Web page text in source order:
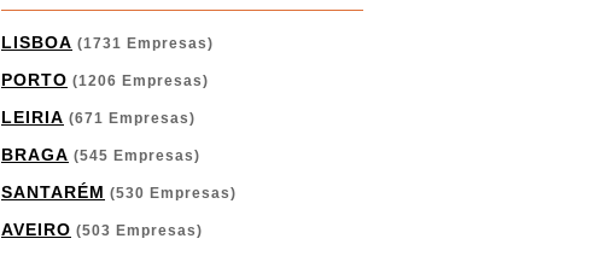
LISBOA (1731 Empresas)
PORTO (1206 Empresas)
LEIRIA (671 Empresas)
BRAGA (545 Empresas)
SANTARÉM (530 Empresas)
AVEIRO (503 Empresas)